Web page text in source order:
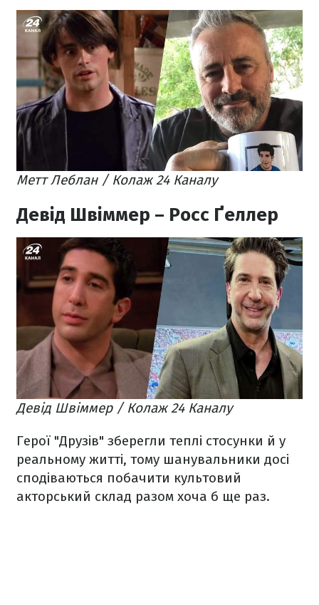
Метт Леблан / Колаж 24 Каналу
Девід Швіммер – Росс Ґеллер
Девід Швіммер / Колаж 24 Каналу
Герої "Друзів" зберегли теплі стосунки й у
реальному житті, тому шанувальники досі
сподіваються побачити культовий
акторський склад разом хоча б ще раз.